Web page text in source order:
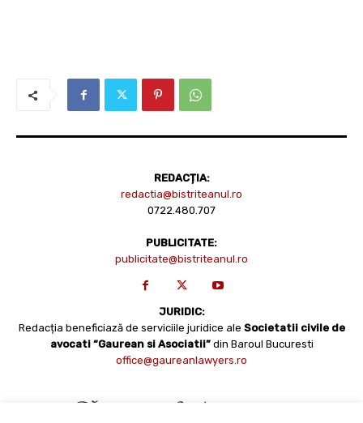
REDACȚIA:
redactia@bistriteanul.ro
0722.480.707
PUBLICITATE:
publicitate@bistriteanul.ro
JURIDIC:
Redacția beneficiază de serviciile juridice ale Societatii civile de
avocati “Gaurean si Asociatii” din Baroul Bucuresti
office@gaureanlawyers.ro